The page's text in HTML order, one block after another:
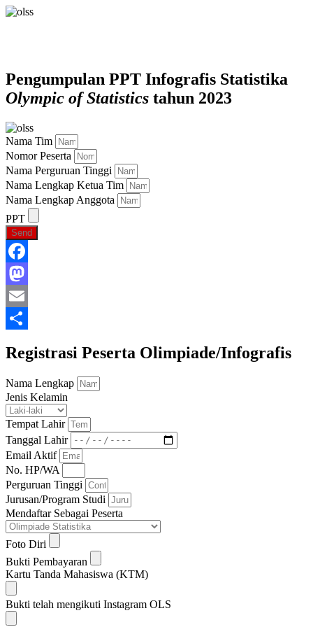
Pengumpulan PPT Infografis Statistika
Olympic of Statistics tahun 2023
Nama Tim
Nomor Peserta
Nama Perguruan Tinggi
Nama Lengkap Ketua Tim
Nama Lengkap Anggota
PPT
Send
Facebook
Mastodon
Email
Registrasi Peserta Olimpiade/Infografis
Nama Lengkap
Jenis Kelamin
Tempat Lahir
Tanggal Lahir
Email Aktif
No. HP/WA
Perguruan Tinggi
Jurusan/Program Studi
Mendaftar Sebagai Peserta
Foto Diri
Bukti Pembayaran
Kartu Tanda Mahasiswa (KTM)
Bukti telah mengikuti Instagram OLS